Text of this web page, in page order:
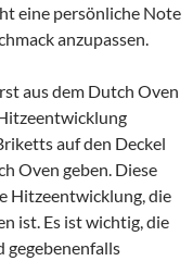
eine persönliche Note
anzupassen.
aus dem Dutch Oven
auf den Deckel
Oven geben. Diese
Hitzeentwicklung, die
ist. Es ist wichtig, die
gegebenenfalls